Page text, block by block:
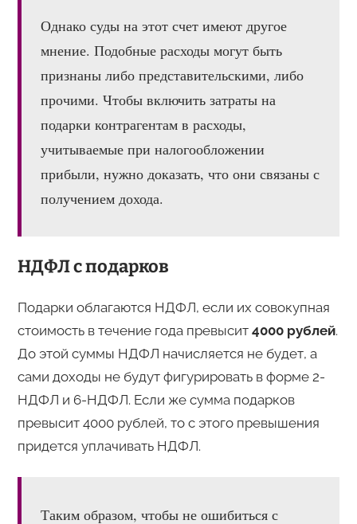
Однако суды на этот счет имеют другое
мнение. Подобные расходы могут быть
признаны либо представительскими, либо
прочими. Чтобы включить затраты на
подарки контрагентам в расходы,
учитываемые при налогообложении
прибыли, нужно доказать, что они связаны с
получением дохода.
НДФЛ с подарков
Подарки облагаются НДФЛ, если их совокупная
стоимость в течение года превысит 4000 рублей.
До этой суммы НДФЛ начисляется не будет, а
сами доходы не будут фигурировать в форме 2-
НДФЛ и 6-НДФЛ. Если же сумма подарков
превысит 4000 рублей, то с этого превышения
придется уплачивать НДФЛ.
Таким образом, чтобы не ошибиться с